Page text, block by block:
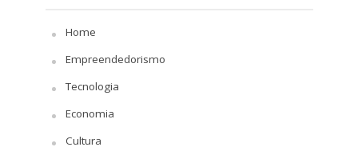
Home
Empreendedorismo
Tecnologia
Economia
Cultura